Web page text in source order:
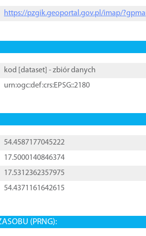
https://pzgik.geoportal.gov.pl/imap/
kod [ dataset ] - zbiór danych
urn:ogc:def:crs:EPSG::2180
54.4587177045222
17.5000140846374
17.5312362357975
54.4371161642615
(PRNG):